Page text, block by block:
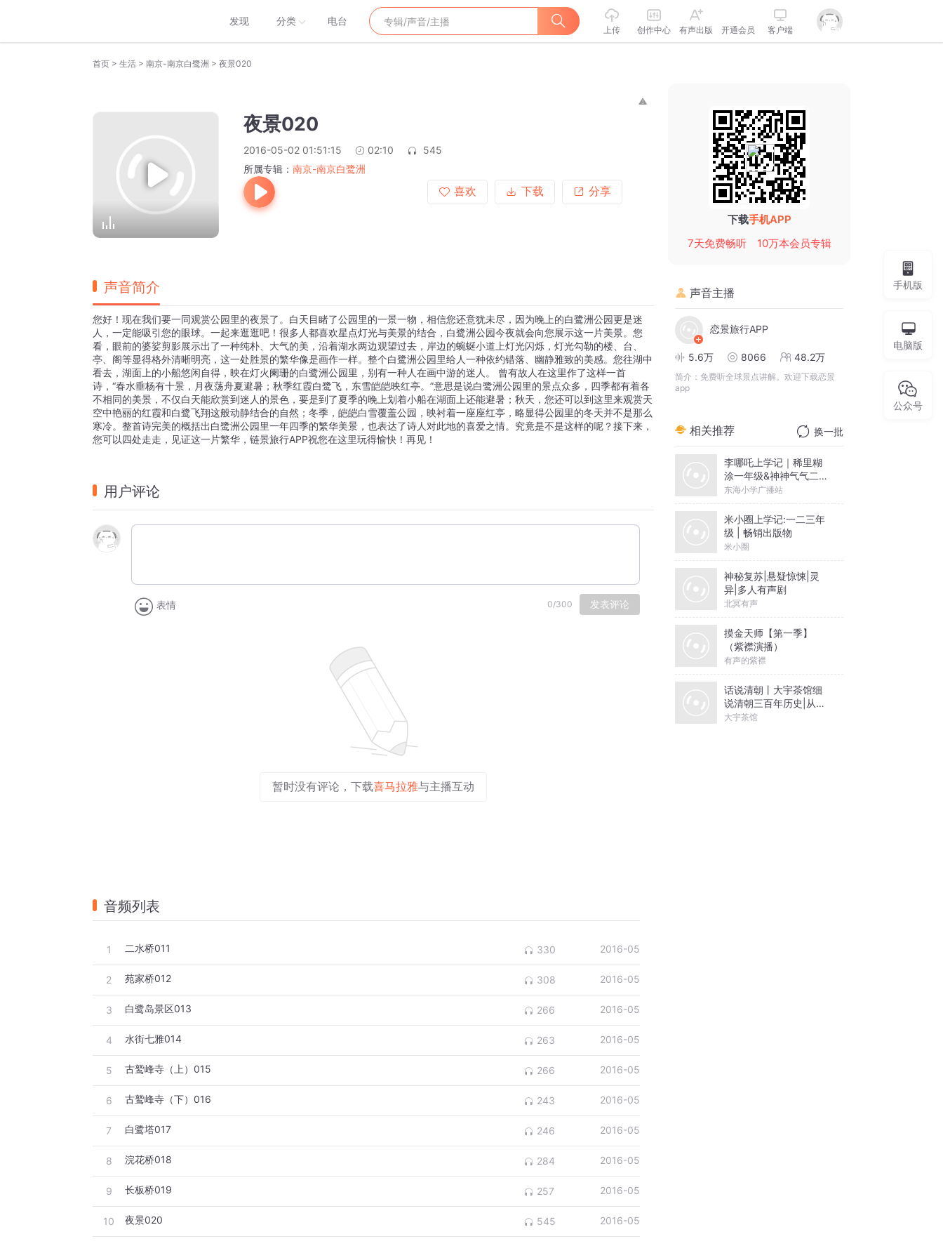
发现 分类 电台
上传 创作中心 有声出版 开通会员 客户端
首页 > 生活 > 南京-南京白鹭洲 > 夜景020
夜景020
2016-05-02 01:51:15 02:10
545
所属专辑： 南京-南京白鹭洲
喜欢
下载 分享
声音简介
您好！现在我们要一同观赏公园里的夜景了。白天目睹了公园里的一景一物，相信您还意犹未尽，因为晚上的白鹭洲公园更是迷
人，一定能吸引您的眼球。一起来逛逛吧！很多人都喜欢星点灯光与美景的结合，白鹭洲公园今夜就会向您展示这一片美景。您
看，眼前的婆娑剪影展示出了一种纯朴、大气的美，沿着湖水两边观望过去，岸边的蜿蜒小道上灯光闪烁，灯光勾勒的楼、台、
亭、阁等显得格外清晰明亮，这一处胜景的繁华像是画作一样。整个白鹭洲公园里给人一种依约错落、幽静雅致的美感。您往湖中
看去，湖面上的小船悠闲自得，映在灯火阑珊的白鹭洲公园里，别有一种人在画中游的迷人。 曾有故人在这里作了这样一首
诗，“春水垂杨有十景，月夜荡舟夏避暑；秋季红霞白鹭飞，东雪皑皑映红亭。”意思是说白鹭洲公园里的景点众多，四季都有着各
不相同的美景，不仅白天能欣赏到迷人的景色，要是到了夏季的晚上划着小船在湖面上还能避暑；秋天，您还可以到这里来观赏天
空中艳丽的红霞和白鹭飞翔这般动静结合的自然；冬季，皑皑白雪覆盖公园，映衬着一座座红亭，略显得公园里的冬天并不是那么
寒冷。整首诗完美的概括出白鹭洲公园里一年四季的繁华美景，也表达了诗人对此地的喜爱之情。究竟是不是这样的呢？接下来，
您可以四处走走，见证这一片繁华，链景旅行APP祝您在这里玩得愉快！再见！
用户评论
表情 0/300 发表评论
暂时没有评论，下载喜马拉雅与主播互动
音频列表
1 二水桥011 330 2016-05
2 苑家桥012 308 2016-05
3 白鹭岛景区013 266 2016-05
4 水街七雅014 263 2016-05
5 古鹫峰寺（上）015 266 2016-05
6 古鹫峰寺（下）016 243 2016-05
7 白鹭塔017 246 2016-05
8 浣花桥018 284 2016-05
9 长板桥019 257 2016-05
10 夜景020 545 2016-05
下载手机APP
7天免费畅听
10万本会员专辑
声音主播
恋景旅行APP
5.6万 8066 48.2万
简介： 免费听全球景点讲解。欢迎下载恋景
app
相关推荐 换一批
李哪吒上学记｜稀里糊
涂一年级&神神气气二年
级
东海小学广播站
米小圈上学记:一二三年
级 | 畅销出版物
米小圈
神秘复苏|悬疑惊悚|灵
异|多人有声剧
北冥有声
摸金天师【第一季】
（紫襟演播）
有声的紫襟
话说清朝丨大宇茶馆细
说清朝三百年历史|从努
尔哈赤到末代皇帝溥仪|
大宇茶馆
手机版
电脑版
公众号